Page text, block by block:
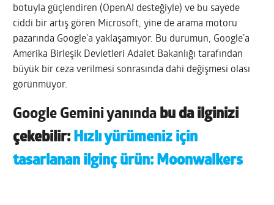
botuyla güçlendiren (OpenAI desteğiyle) ve bu sayede
ciddi bir artış gören Microsoft, yine de arama motoru
pazarında Google’a yaklaşamıyor. Bu durumun, Google’a
Amerika Birleşik Devletleri Adalet Bakanlığı tarafından
büyük bir ceza verilmesi sonrasında dahi değişmesi olası
görünmüyor.
Google Gemini yanında bu da ilginizi
çekebilir: Hızlı yürümeniz için
tasarlanan ilginç ürün: Moonwalkers